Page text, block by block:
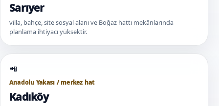
Sarıyer
villa, bahçe, site sosyal alanı ve Boğaz hattı mekânlarında
planlama ihtiyacı yüksektir.
Anadolu Yakası / merkez hat
Kadıköy